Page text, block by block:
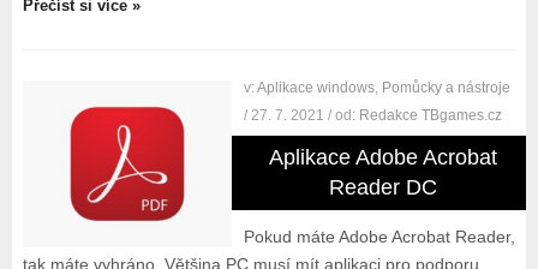
Přečíst si více »
v:Aplikace windows, Pomůcky a nástroje
/ 27. 7. 2021 / od: Redakce TBgames.cz
Aplikace Adobe Acrobat
Reader DC
Pokud máte Adobe Acrobat Reader,
tak máte vyhráno. Většina PC musí mít aplikaci pro podporu